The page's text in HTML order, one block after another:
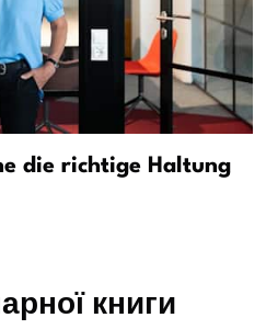
die richtige Haltung
книги